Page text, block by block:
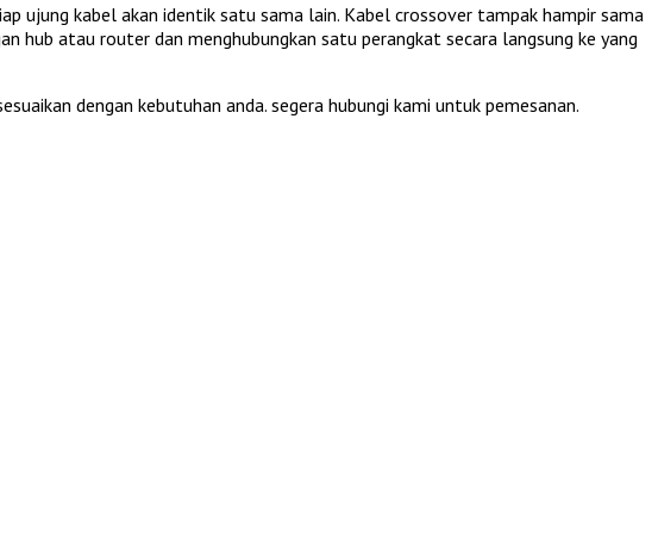
ujung kabel akan identik satu sama lain. Kabel crossover tampak hampir sama
hub atau router dan menghubungkan satu perangkat secara langsung ke yang
dengan kebutuhan anda. segera hubungi kami untuk pemesanan.